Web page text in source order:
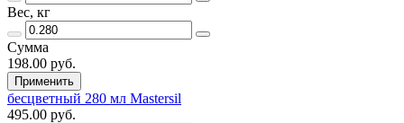
Вес, кг
Сумма
198.00 руб.
Применить
бесцветный 280 мл Mastersil
495.00 руб.